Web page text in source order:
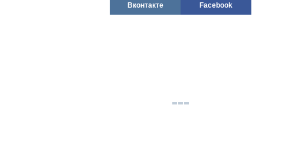
Вконтакте Facebook